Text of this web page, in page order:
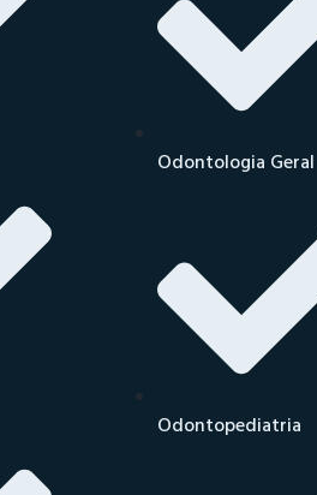
Odontologia Geral
Odontopediatria